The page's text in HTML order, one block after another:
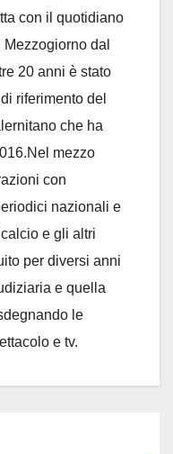
con il quotidiano
dal
20 anni è stato
riferimento del
che ha
mezzo
con
nazionali e
e gli altri
per diversi anni
e quella
le
e tv.